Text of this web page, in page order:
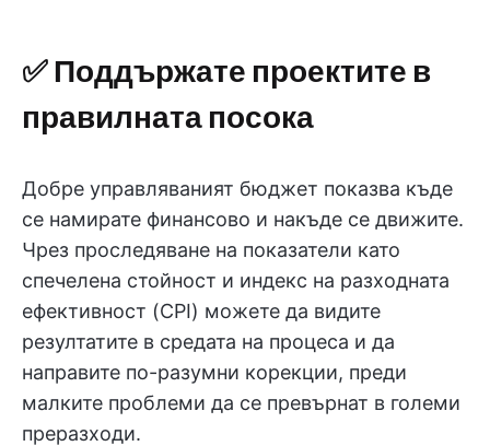
✅ Поддържате проектите в
правилната посока
Добре управляваният бюджет показва къде
се намирате финансово и накъде се движите.
Чрез проследяване на показатели като
спечелена стойност и индекс на разходната
ефективност (CPI) можете да видите
резултатите в средата на процеса и да
направите по-разумни корекции, преди
малките проблеми да се превърнат в големи
преразходи.